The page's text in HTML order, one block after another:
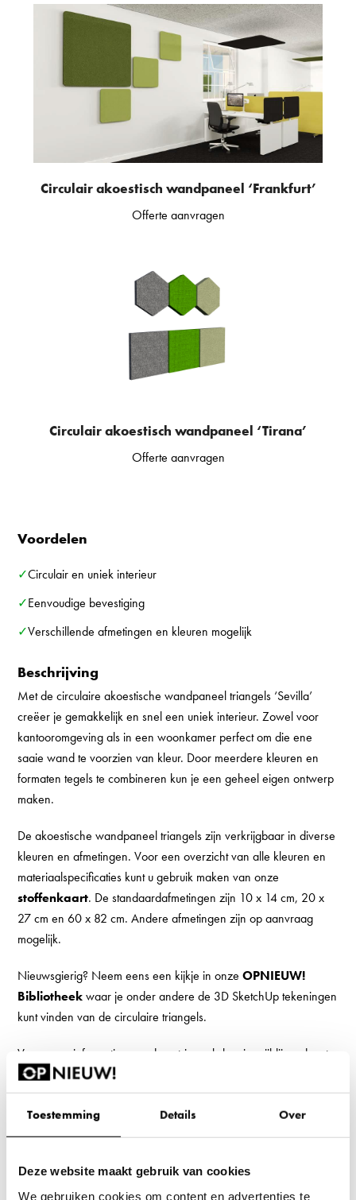
Toestemming Details Over
Deze website maakt gebruik van cookies
We gebruiken cookies om content en advertenties te
Circulair akoestisch wandpaneel ‘Frankfurt’
Offerte aanvragen
Circulair akoestisch wandpaneel ‘Tirana’
Offerte aanvragen
Voordelen
✓Circulair en uniek interieur
✓Eenvoudige bevestiging
✓Verschillende afmetingen en kleuren mogelijk
Beschrijving
Met de circulaire akoestische wandpaneel triangels ‘Sevilla’
creëer je gemakkelijk en snel een uniek interieur. Zowel voor
kantooromgeving als in een woonkamer perfect om die ene
saaie wand te voorzien van kleur. Door meerdere kleuren en
formaten tegels te combineren kun je een geheel eigen ontwerp
maken.
De akoestische wandpaneel triangels zijn verkrijgbaar in diverse
kleuren en afmetingen. Voor een overzicht van alle kleuren en
materiaalspecificaties kunt u gebruik maken van onze
stoffenkaart. De standaardafmetingen zijn 10 x 14 cm, 20 x
27 cm en 60 x 82 cm. Andere afmetingen zijn op aanvraag
mogelijk.
Nieuwsgierig? Neem eens een kijkje in onze OPNIEUW!
Bibliotheekwaar je onder andere de 3D SketchUp tekeningen
kunt vinden van de circulaire triangels.
Voor meer informatie over deze triangels kun je vrijblijvend met
ons bellen via 088 240 00 72. Je kunt tevens een offerte
aanvragen of eencontactformulierinvullen met jouw wensen
en vragen.
Met de producten van OPNIEUW! zorgen we voor een
circulaire productie; een grondstof wordt een product en